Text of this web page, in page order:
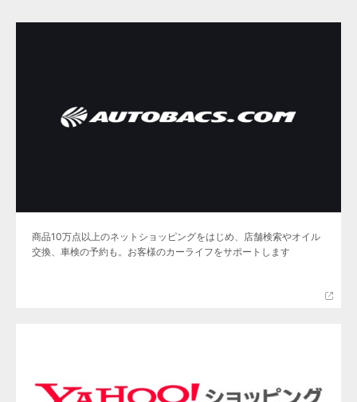
商品10万点以上のネットショッピングをはじめ、店舗検索やオイル
交換、車検の予約も。お客様のカーライフをサポートします